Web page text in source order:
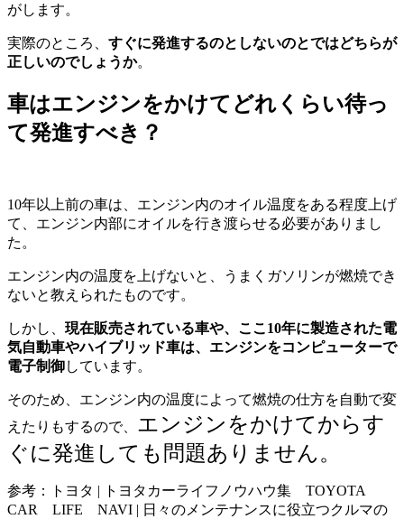
がします。
実際のところ、 すぐに発進するのとしないのとではどちらが
正しいのでしょうか。
車はエンジンをかけてどれくらい待っ
て発進すべき？
10年以上前の車は、エンジン内のオイル温度をある程度上げ
て、エンジン内部にオイルを行き渡らせる必要がありまし
た。
エンジン内の温度を上げないと、うまくガソリンが燃焼でき
ないと教えられたものです。
しかし、 現在販売されている車や、ここ10年に製造された電
気自動車やハイブリッド車は、エンジンをコンピューターで
電子制御しています。
そのため、エンジン内の温度によって燃焼の仕方を自動で変
えたりもするので、 エンジンをかけてからす
ぐに発進しても問題ありません。
参考：トヨタ | トヨタカーライフノウハウ集 TOYOTA
CAR LIFE NAVI | 日々のメンテナンスに役立つクルマの